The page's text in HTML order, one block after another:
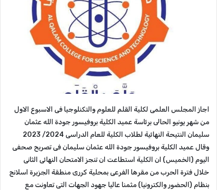
اجاز المجلس العلمى لكلية القلم للعلوم والتكنلوجيا فى الاسبوع الاول
من شهر يونيو الحالى برئاسة عميد الكلية بروفيسور جودة الله عثمان
سليمان النتيحة النهائية لطلاب الكلية للعام الدراسى 2024/ 2023
وقال عميد الكلية بروفيسور جودة الله عثمان سليمان فى تصريح صحفى
اليوم (الخميس) ان الكلية استطاعت ان تنجز الامتحان النهائى الثانى
خلال فترة الحرب من مقرها الفرعى بمحلية كررى منطقة الجزيرة اسلانج
بنظام (الحضور والكترونيا) مثمنا عاليا جهود الجهات التى تعاونت مع